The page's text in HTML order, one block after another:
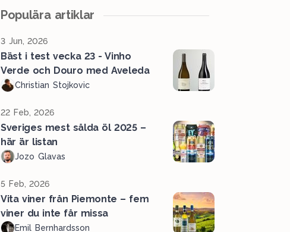
Populära artiklar
3 Jun, 2026
Bäst i test vecka 23 - Vinho
Verde och Douro med Aveleda
Christian Stojkovic
22 Feb, 2026
Sveriges mest sålda öl 2025 –
här är listan
Jozo Glavas
5 Feb, 2026
Vita viner från Piemonte – fem
viner du inte får missa
Emil Bernhardsson